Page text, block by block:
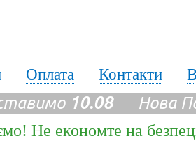
Оплата Контакти
10.08Нова
Не економте на